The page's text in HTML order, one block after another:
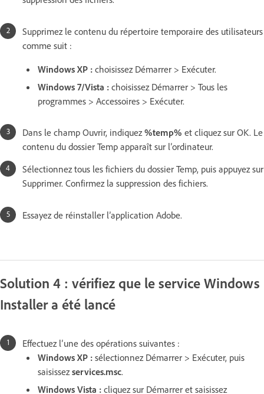
Supprimez le contenu du répertoire temporaire des utilisateurs
comme suit :
Windows XP : choisissez Démarrer > Exécuter.
Windows 7/Vista : choisissez Démarrer > Tous les
programmes > Accessoires > Exécuter.
Dans le champ Ouvrir, indiquez %temp% et cliquez sur OK. Le
contenu du dossier Temp apparaît sur l’ordinateur.
Sélectionnez tous les fichiers du dossier Temp, puis appuyez sur
Supprimer. Confirmez la suppression des fichiers.
Essayez de réinstaller l’application Adobe.
Solution 4 : vérifiez que le service Windows
Installer a été lancé
Effectuez l’une des opérations suivantes :
Windows XP : sélectionnez Démarrer > Exécuter, puis
saisissez services.msc.
Windows Vista : cliquez sur Démarrer et saisissez